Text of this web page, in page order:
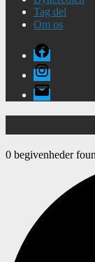
Tag del
Om os
Facebook
Instagram
E-
mail
0 begivenheder